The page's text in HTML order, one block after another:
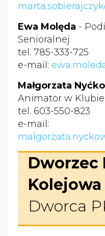
Ewa Molęda -
Senioralnej
tel. 785-333-725
e-mail:
Małgorzata
Animator w Klubie
tel. 603-550-823
e-mail:
Dworzec
Kolejowa
Dworca